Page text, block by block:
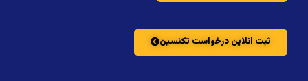
ثبت انلاین درخواست تکنسین